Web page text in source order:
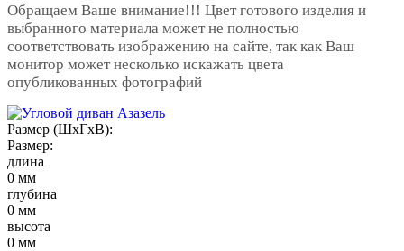
Обращаем Ваше внимание!!! Цвет готового изделия и
выбранного материала может не полностью
соответствовать изображению на сайте, так как Ваш
монитор может несколько искажать цвета
опубликованных фотографий
Размер (ШxГxВ):
Размер:
длина
0 мм
глубина
0 мм
высота
0 мм